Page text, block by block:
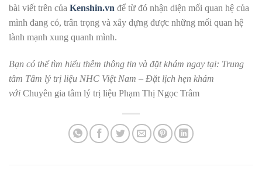
bài viết trên của Kenshin.vn để từ đó nhận diện mối quan hệ của
mình đang có, trân trọng và xây dựng được những mối quan hệ
lành mạnh xung quanh mình.
Bạn có thể tìm hiểu thêm thông tin và đặt khám ngay tại: Trung
tâm Tâm lý trị liệu NHC Việt Nam – Đặt lịch hẹn khám
với Chuyên gia tâm lý trị liệu Phạm Thị Ngọc Trâm